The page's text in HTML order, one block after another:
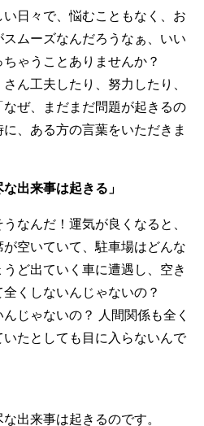
い日々で、悩むこともなく、お
ムーズなんだろうなぁ、いい
ゃうことありませんか？
ん工夫したり、努力したり、
ぜ、まだまだ問題が起きるの
、ある方の言葉をいただきま
出来事は起きる」
なんだ！運気が良くなると、
空いていて、駐車場はどんな
ど出ていく車に遭遇し、空き
くしないんじゃないの？
じゃないの？ 人間関係も全く
たとしても目に入らないんで
出来事は起きるのです。